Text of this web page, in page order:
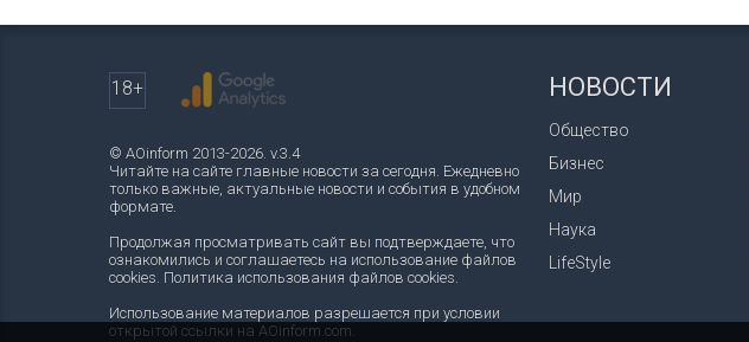
18+
© AOinform 2013-2026. v.3.4
Читайте на сайте главные новости за сегодня. Ежедневно
только важные, актуальные новости и события в удобном
формате.
Продолжая просматривать сайт вы подтверждаете, что
ознакомились и соглашаетесь на использование файлов
cookies. Политика использования файлов cookies
Использование материалов разрешается при условии
открытой ссылки на AOinform.com.
НОВОСТИ
Общество
Бизнес
Мир
Наука
LifeStyle